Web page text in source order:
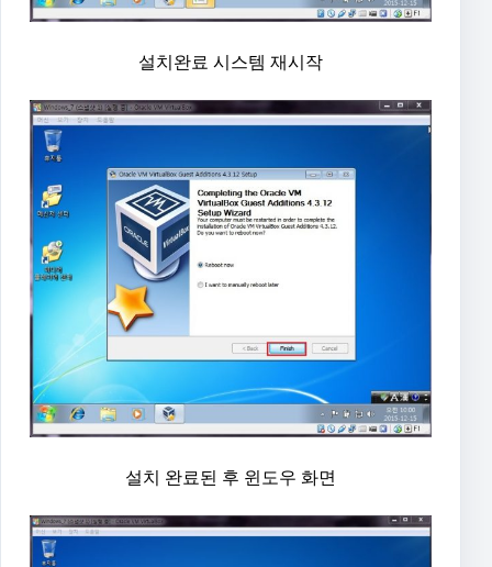
설치완료 시스템 재시작
설치 완료된 후 윈도우 화면